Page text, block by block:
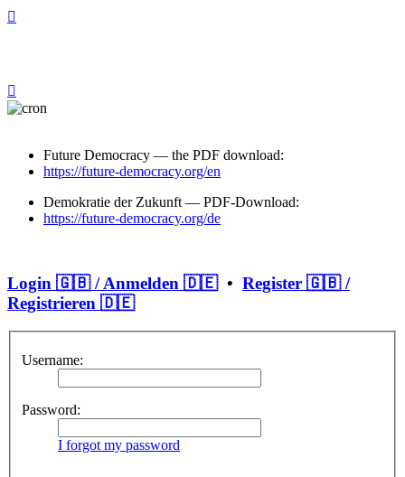
Future Democracy — the PDF download:
https://future-democracy.org/en
Demokratie der Zukunft — PDF-Download:
https://future-democracy.org/de
Login 🇬🇧 / Anmelden 🇩🇪• Register 🇬🇧 /
Registrieren 🇩🇪
Username:
Password:
I forgot my password